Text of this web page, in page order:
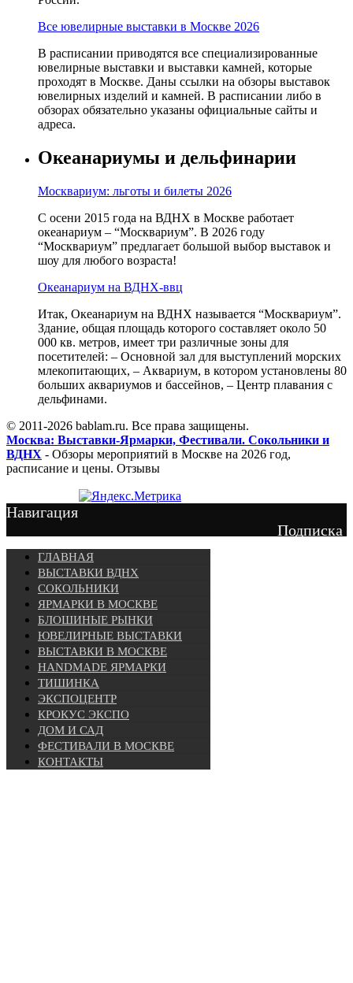
Все ювелирные выставки в Москве 2026
В расписании приводятся все специализированные
ювелирные выставки и выставки камней, которые
проходят в Москве. Даны ссылки на обзоры выставок
ювелирных изделий и камней. В расписании либо в
обзорах обязательно указаны официальные сайты и
адреса.
Океанариумы и дельфинарии
Москвариум: льготы и билеты 2026
С осени 2015 года на ВДНХ в Москве работает
океанариум – “Москвариум”. В 2026 году
“Москвариум” предлагает большой выбор выставок и
шоу для любого возраста!
Океанариум на ВДНХ-ввц
Итак, Океанариум на ВДНХ называется “Москвариум”.
Здание, общая площадь которого составляет около 50
000 кв. метров, имеет три различные зоны для
посетителей: – Основной зал для выступлений морских
млекопитающих, – Аквариум, в котором установлены 80
больших аквариумов и бассейнов, – Центр плавания с
дельфинами.
© 2011-2026 bablam.ru. Все права защищены.
Москва: Выставки-Ярмарки, Фестивали. Сокольники и
ВДНХ - Обзоры мероприятий в Москве на 2026 год,
расписание и цены. Отзывы
Навигация
Подписка
ГЛАВНАЯ
ВЫСТАВКИ ВДНХ
СОКОЛЬНИКИ
ЯРМАРКИ В МОСКВЕ
БЛОШИНЫЕ РЫНКИ
ЮВЕЛИРНЫЕ ВЫСТАВКИ
ВЫСТАВКИ В МОСКВЕ
HANDMADE ЯРМАРКИ
ТИШИНКА
ЭКСПОЦЕНТР
КРОКУС ЭКСПО
ДОМ И САД
ФЕСТИВАЛИ В МОСКВЕ
КОНТАКТЫ